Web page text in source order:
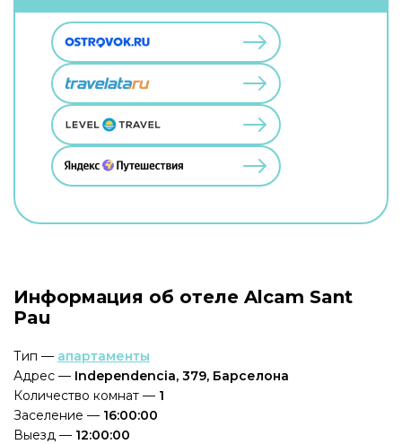
Информация об отеле Alcam Sant
Pau
Тип — апартаменты
Адрес — Independencia, 379, Барселона
Количество комнат — 1
Заселение — 16:00:00
Выезд — 12:00:00